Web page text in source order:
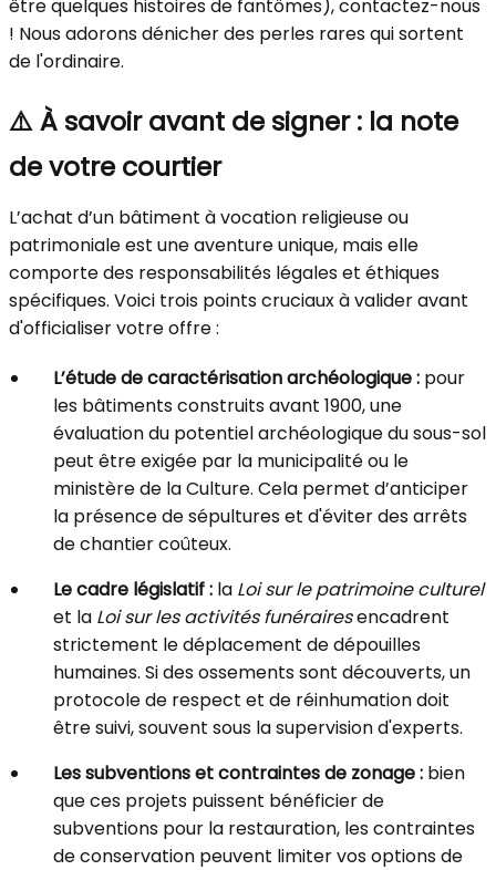
être quelques histoires de fantômes), contactez-nous
! Nous adorons dénicher des perles rares qui sortent
de l'ordinaire.
⚠️ À savoir avant de signer : la note
de votre courtier
L’achat d’un bâtiment à vocation religieuse ou
patrimoniale est une aventure unique, mais elle
comporte des responsabilités légales et éthiques
spécifiques. Voici trois points cruciaux à valider avant
d'officialiser votre offre :
L’étude de caractérisation archéologique : pour
les bâtiments construits avant 1900, une
évaluation du potentiel archéologique du sous-sol
peut être exigée par la municipalité ou le
ministère de la Culture. Cela permet d’anticiper
la présence de sépultures et d'éviter des arrêts
de chantier coûteux.
Le cadre législatif : la Loi sur le patrimoine culturel
et la Loi sur les activités funérairesencadrent
strictement le déplacement de dépouilles
humaines. Si des ossements sont découverts, un
protocole de respect et de réinhumation doit
être suivi, souvent sous la supervision d'experts.
Les subventions et contraintes de zonage : bien
que ces projets puissent bénéficier de
subventions pour la restauration, les contraintes
de conservation peuvent limiter vos options de